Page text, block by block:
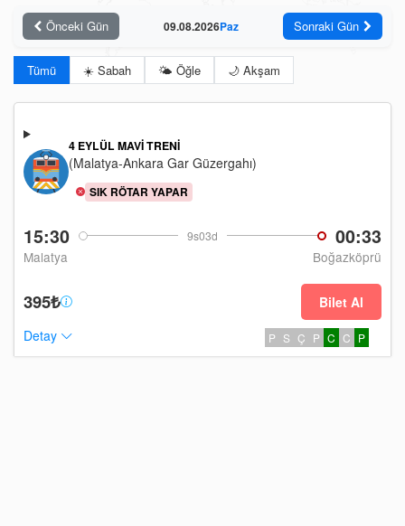
Önceki Gün 09.08.2026Paz Sonraki Gün
Tümü ☀️ Sabah 🌤️ Öğle 🌙 Akşam
15:30 9s03d 00:33
Malatya Boğazköprü
4 EYLÜL MAVI TRENI
(Malatya-Ankara Gar Güzergahı)
SIK RÖTAR YAPAR
395₺
Bilet Al
Detay
P S Ç P C C P